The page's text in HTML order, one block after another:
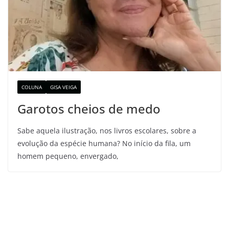
COLUNA GISA VEIGA
Garotos cheios de medo
Sabe aquela ilustração, nos livros escolares, sobre a
evolução da espécie humana? No início da fila, um
homem pequeno, envergado,